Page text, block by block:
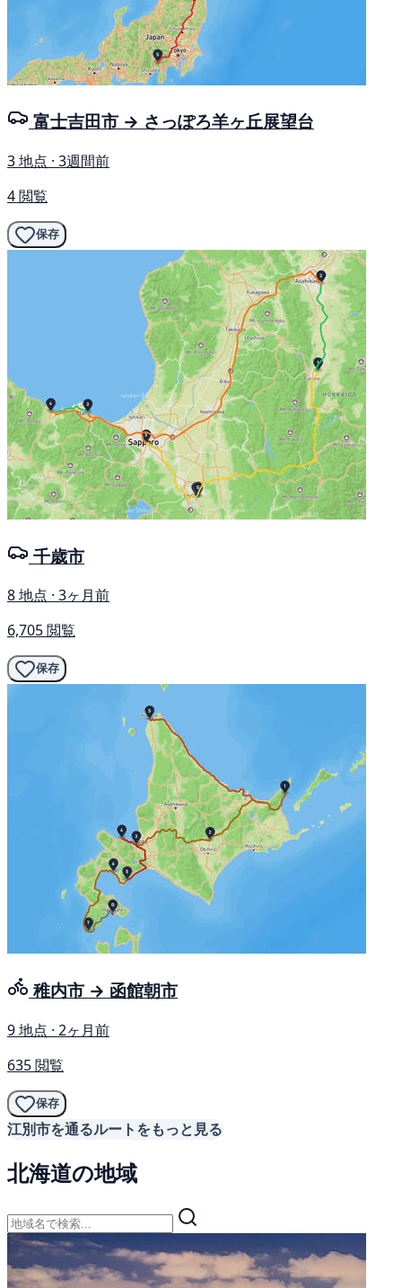
富士吉田市 → さっぽろ羊ヶ丘展望台
3 地点 · 3週間前
4 閲覧
保存
千歳市
8 地点 · 3ヶ月前
6,705 閲覧
保存
稚内市 → 函館朝市
9 地点 · 2ヶ月前
635 閲覧
保存
江別市を通るルートをもっと見る
北海道の地域